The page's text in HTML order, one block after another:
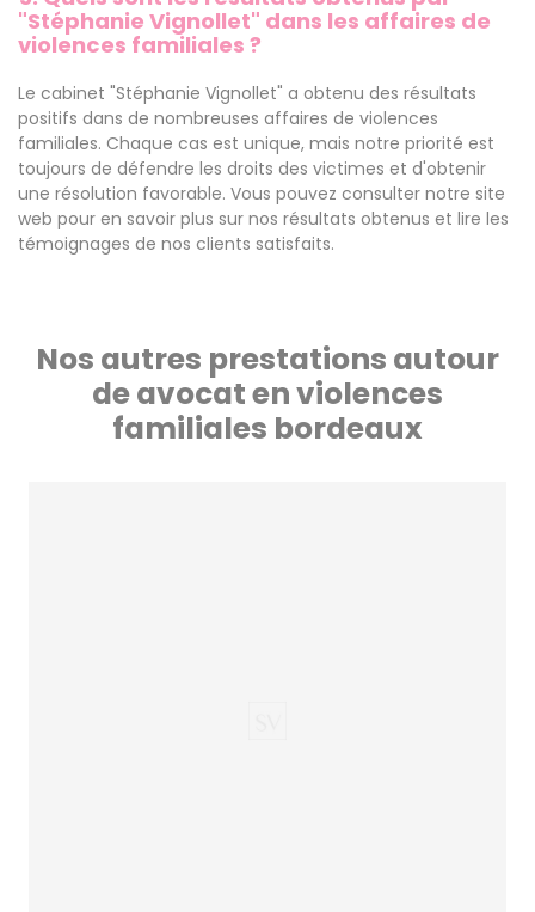
"Stéphanie Vignollet" dans les affaires de
violences familiales ?
Le cabinet "Stéphanie Vignollet" a obtenu des résultats
positifs dans de nombreuses affaires de violences
familiales. Chaque cas est unique, mais notre priorité est
toujours de défendre les droits des victimes et d'obtenir
une résolution favorable. Vous pouvez consulter notre site
web pour en savoir plus sur nos résultats obtenus et lire les
témoignages de nos clients satisfaits.
Nos autres prestations autour
de avocat en violences
familiales bordeaux